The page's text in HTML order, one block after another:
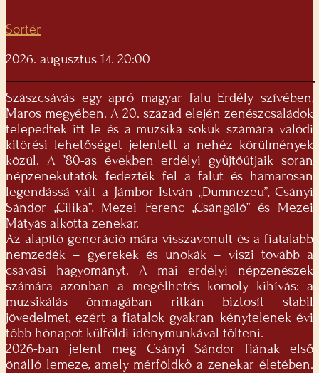
Sörtér
2026. augusztus 14. 20:00
Szászcsávás egy apró magyar falu Erdély szívében,
Maros megyében. A 20. század elején zenészcsaládok
telepedtek itt le és a muzsika sokuk számára valódi
kitörési lehetőséget jelentett a nehéz körülmények
közül. A ’80-as években erdélyi gyűjtőútjaik során
népzenekutatók fedezték fel a falut és hamarosan
legendássá vált a Jámbor István „Dumnezeu”, Csányi
Sándor „Cilika”, Mezei Ferenc „Csángáló” és Mezei
Mátyás alkotta zenekar.
Az alapító generáció mára visszavonult és a fiatalabb
nemzedék – gyerekek és unokák – viszi tovább a
csávási hagyományt. A mai erdélyi népzenészek
számára azonban a megélhetés komoly kihívás: a
muzsikálás önmagában ritkán biztosít stabil
jövedelmet, ezért a fiatalok gyakran kénytelenek évi
több hónapot külföldi idénymunkával tölteni.
2026-ban jelent meg Csányi Sándor fiának első
önálló lemeze, amely mérföldkő a zenekar életében.